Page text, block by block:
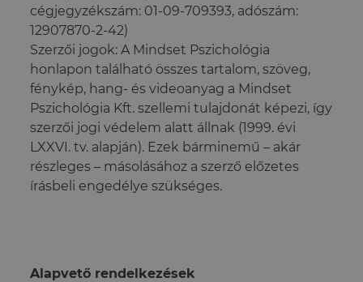
cégjegyzékszám: 01-09-709393, adószám:
12907870-2-42)
Szerzői jogok: A Mindset Pszichológia
honlapon található összes tartalom, szöveg,
fénykép, hang- és videoanyag a Mindset
Pszichológia Kft. szellemi tulajdonát képezi, így
szerzői jogi védelem alatt állnak (1999. évi
LXXVI. tv. alapján). Ezek bárminemű – akár
részleges – másolásához a szerző előzetes
írásbeli engedélye szükséges.
Alapvető rendelkezések